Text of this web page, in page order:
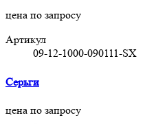
цена по запросу
Артикул
09-12-1000-090111-SX
Серьги
цена по запросу